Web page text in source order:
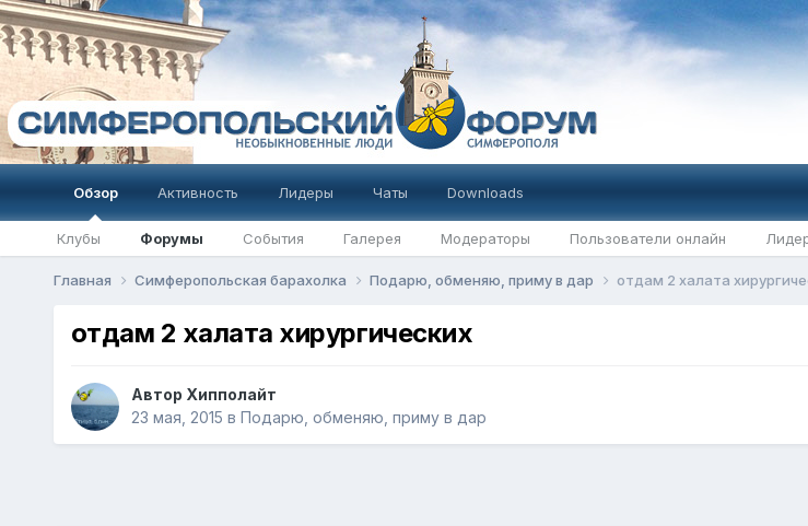
Обзор
Клубы Форумы События Галерея Модераторы Пользователи онлайн
Активность Лидеры Чаты Downloads
Главная Симферопольская барахолка Подарю, обменяю, приму в дар отдам 2 халата
отдам 2 халата хирургических
Автор Хипполайт
23 мая, 2015 в Подарю, обменяю, приму в дар